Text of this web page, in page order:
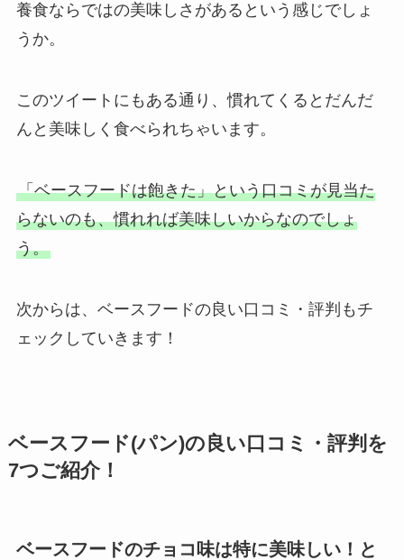
養食ならではの美味しさがあるという感じでしょ
うか。
このツイートにもある通り、慣れてくるとだんだ
んと美味しく食べられちゃいます。
「ベースフードは飽きた」という口コミが見当た
らないのも、慣れれば美味しいからなのでしょ
う。
次からは、ベースフードの良い口コミ・評判もチ
ェックしていきます！
ベースフード(パン)の良い口コミ・評判を
7つご紹介！
ベースフードのチョコ味は特に美味しい！と